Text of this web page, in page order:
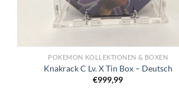
POKEMON KOLLEKTIONEN & BOXEN
Knakrack C Lv. X Tin Box – Deutsch
€999,99